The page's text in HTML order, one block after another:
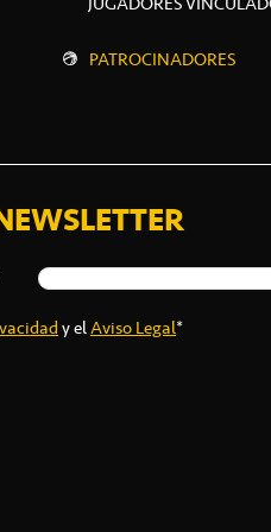
PATROCINADORES
y elAviso Legal*